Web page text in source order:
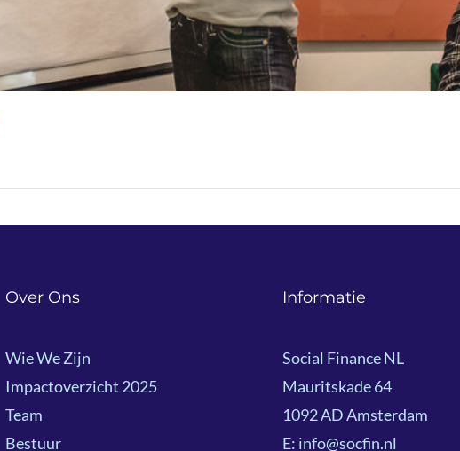
Over Ons
Wie We Zijn
Impactoverzicht 2025
Team
Bestuur
Informatie
Social Finance NL
Mauritskade 64
1092 AD Amsterdam
E: info@socfin.nl